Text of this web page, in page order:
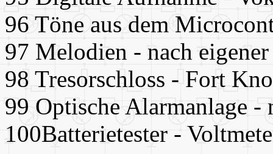
96 Töne aus dem
97 Melodien - nach
98 Tresorschloss - Fort
99 Optische Alarmanlage -
100Batterietester -